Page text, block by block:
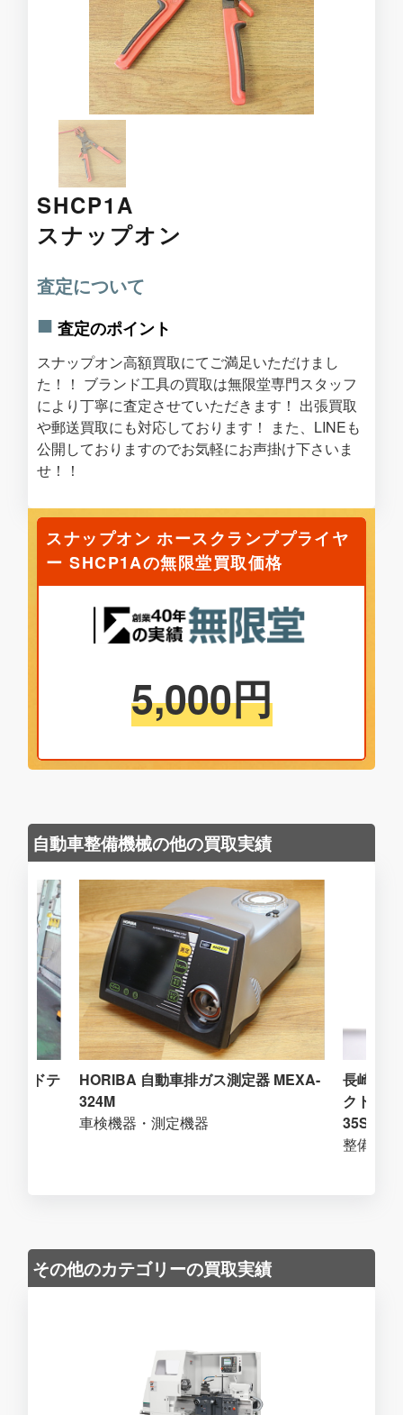
SHCP1A
スナップオン
査定について
査定のポイント
スナップオン高額買取にてご満足いただけまし
た！！ ブランド工具の買取は無限堂専門スタッフ
により丁寧に査定させていただきます！ 出張買取
や郵送買取にも対応しております！ また、LINEも
公開しておりますのでお気軽にお声掛け下さいま
せ！！
スナップオン ホースクランププライヤ
ー SHCP1Aの無限堂買取価格
5,000円
自動車整備機械の他の買取実績
ッドテ
HORIBA 自動車排ガス測定器 MEXA-
324M
車検機器・測定機器
長崎ジ
クトラ
35SH
整備用
その他のカテゴリーの買取実績